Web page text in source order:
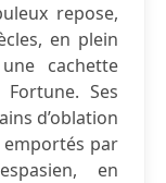
repose,
en plein
cachette
Ses
d’oblation
emportés par
en